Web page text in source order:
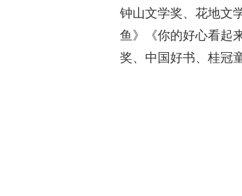
钟山文学奖、花地文
鱼》《你的好心看起
奖、中国好书、桂冠